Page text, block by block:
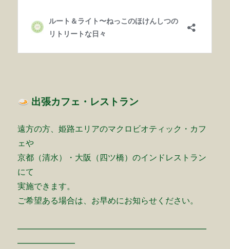
出張カフェ・レストラン
遠方の方、姫路エリアのマクロビオティック・カフ
ェや
京都（清水）・大阪（四ツ橋）のインドレストラン
にて
実施できます。
ご希望ある場合は、お早めにお知らせください。
━━━━━━━━━━━━━━━━━━━━━━━
━━━━━━━